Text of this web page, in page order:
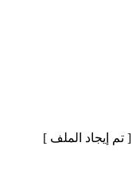
[ تم إيجاد الملف ]